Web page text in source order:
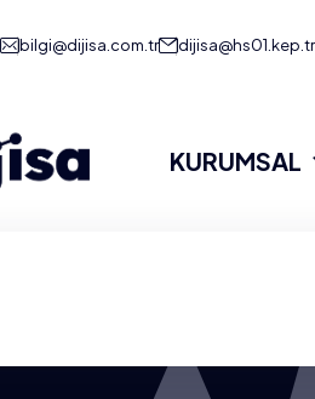
bilgi@dijisa.com.tr dijisa@hs01.kep.tr
KURUMSAL